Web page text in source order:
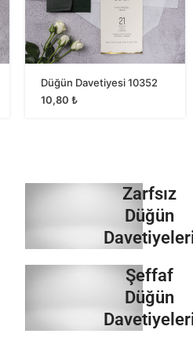
Düğün Davetiyesi 10352
10,80 ₺
Zarfsız
Düğün
İncele
Şeffaf
Düğün